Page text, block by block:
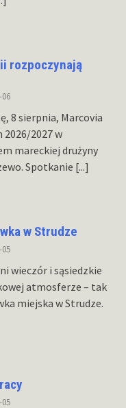
rozpoczynają
8 sierpnia, Marcovia
2026/2027 w
mareckiej drużyny
Spotkanie [...]
w Strudze
wieczór i sąsiedzkie
atmosferze – tak
miejska w Strudze.